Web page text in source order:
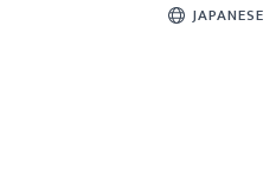
JAPANESE